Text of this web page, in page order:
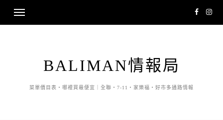
BALIMAN情報局
菜單價目表・哪裡買最便宜｜全聯・7-11・家樂福・好市多通路情報